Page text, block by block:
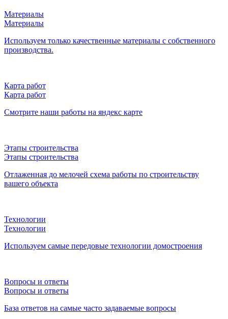
Материалы
Материалы
Используем только качественные материалы с собственного
производства.
Карта работ
Карта работ
Смотрите наши работы на яндекс карте
Этапы строительства
Этапы строительства
Отлаженная до мелочей схема работы по строительству
вашего объекта
Технологии
Технологии
Используем самые передовые технологии домостроения
Вопросы и ответы
Вопросы и ответы
База ответов на самые часто задаваемые вопросы